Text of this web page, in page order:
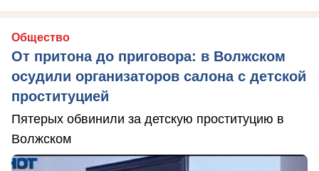
Общество
От притона до приговора: в Волжском
осудили организаторов салона с детской
проституцией
Пятерых обвинили за детскую проституцию в
Волжском